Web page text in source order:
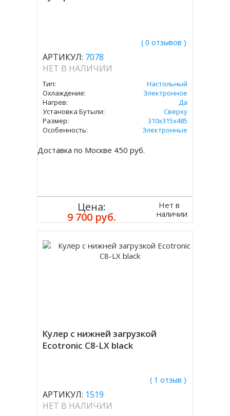
( 0 отзывов )
АРТИКУЛ: 7078
НЕТ В НАЛИЧИИ
Тип:
Настольный
Охлаждение:
Электронное
Нагрев:
Да
Установка Бутыли:
Сверху
Размер:
310x315х485
Особенность:
Электронные
Доставка по Москве 450 руб.
Цена:
9 700 руб.
Нет в
наличии
Кулер с нижней загрузкой
Ecotronic C8-LX black
( 1 отзыв )
АРТИКУЛ: 1519
НЕТ В НАЛИЧИИ